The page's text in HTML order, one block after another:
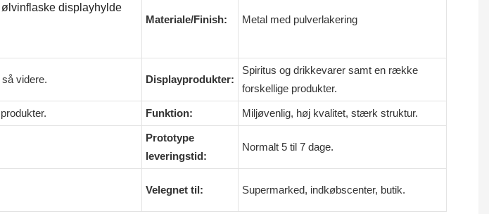
displayhylde
Materiale/Finish: Metal med pulverlakering
videre. Displayprodukter:
Spiritus og drikkevarer samt en række
forskellige produkter.
Funktion: Miljøvenlig, høj kvalitet, stærk struktur.
Prototype
leveringstid:
Normalt 5 til 7 dage.
Velegnet til: Supermarked, indkøbscenter, butik.